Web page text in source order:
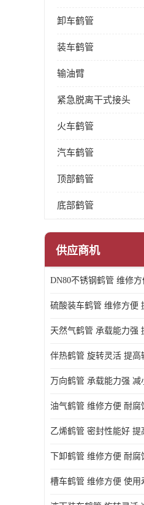
卸车鹤管
装车鹤管
输油臂
紧急脱离干式接头
火车鹤管
汽车鹤管
顶部鹤管
底部鹤管
供应商机